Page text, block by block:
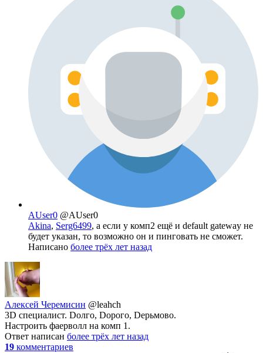
AUser0 @AUser0
Akina, Serg6499, а если у комп2 ещё и default gateway не
будет указан, то возможно он и пинговать не сможет.
Написано более трёх лет назад
Алексей Черемисин @leahch
3D специалист. Dолго, Dорого, Dерьмово.
Настроить фаерволл на комп 1.
Ответ написан более трёх лет назад
19 комментариев